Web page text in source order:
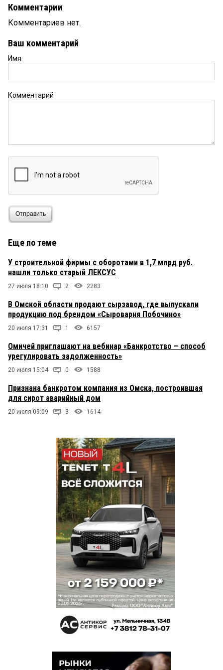
Комментарии
Комментариев нет.
Ваш комментарий
Имя
Комментарий
Отправить
Еще по теме
У строительной фирмы с оборотами в 1,7 млрд руб.
нашли только старый ЛЕКСУС
27 июля 18:10 2 2283
В Омской области продают сырзавод, где выпускали
продукцию под брендом «Сыроварня Побочино»
20 июля 17:31 1 6157
Омичей приглашают на вебинар «Банкротство – способ
урегулировать задолженность»
20 июля 15:04 0 1588
Признана банкротом компания из Омска, построившая
для сирот аварийный дом
20 июля 09:09 3 1614